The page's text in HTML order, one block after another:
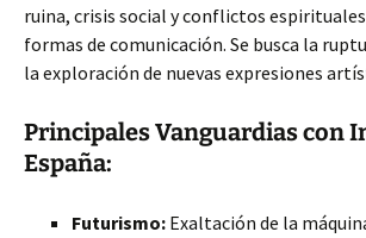
ruina, crisis social y conflictos
formas de comunicación. Se busca la
la exploración de nuevas expresiones
Principales Vanguardias con
España:
Futurismo: Exaltación de la